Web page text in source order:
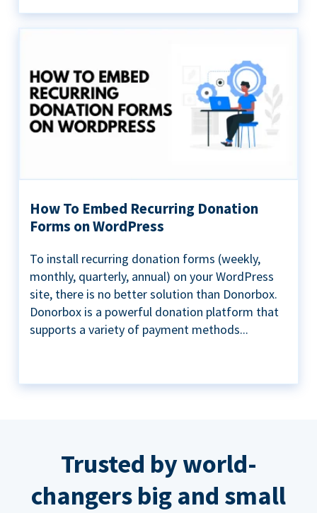
How To Embed Recurring Donation
Forms on WordPress
To install recurring donation forms (weekly,
monthly, quarterly, annual) on your WordPress
site, there is no better solution than Donorbox.
Donorbox is a powerful donation platform that
supports a variety of payment methods...
Trusted by world-
changers big and small